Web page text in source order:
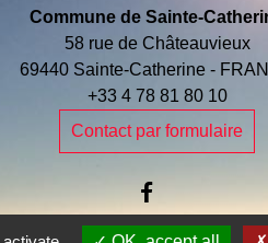
Commune de Sainte-
58 rue de Châteauvieux
69440 Sainte-Catherine -
+33 4 78 81 80 10
Contact par formulaire